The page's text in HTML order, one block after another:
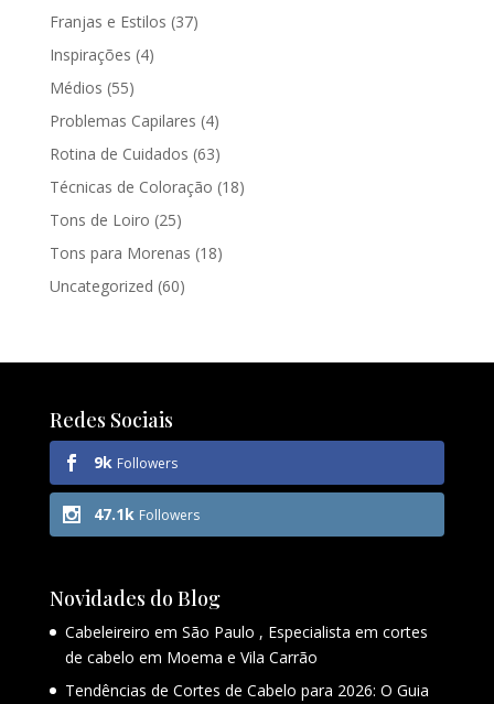
Franjas e Estilos (37)
Inspirações (4)
Médios (55)
Problemas Capilares (4)
Rotina de Cuidados (63)
Técnicas de Coloração (18)
Tons de Loiro (25)
Tons para Morenas (18)
Uncategorized (60)
Redes Sociais
9k Followers
47.1k Followers
Novidades do Blog
Cabeleireiro em São Paulo , Especialista em cortes
de cabelo em Moema e Vila Carrão
Tendências de Cortes de Cabelo para 2026: O Guia